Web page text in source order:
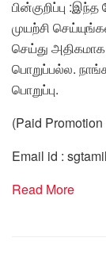
பின்குறிப்பு
முயற்சி
செய்து
பொறுப்பல்ல.
பொறுப்பு.
(Paid
Email id :
Read More